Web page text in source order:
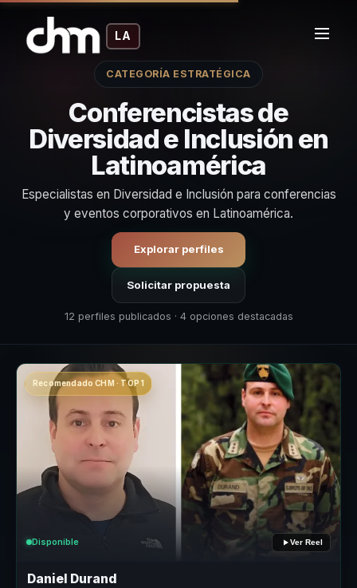
LA
CATEGORÍA ESTRATÉGICA
Conferencistas de
Diversidad e Inclusión en
Latinoamérica
Especialistas en Diversidad e Inclusión para conferencias
y eventos corporativos en Latinoamérica.
Explorar perfiles
Solicitar propuesta
12 perfiles publicados · 4 opciones destacadas
Recomendado CHM · TOP 1
Disponible Ver Reel
Daniel Durand